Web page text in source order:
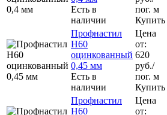
Есть в
наличии
пог. м
Купить
Профнастил
Н60
оцинкованный
0,45 мм
Есть в
наличии
Цена
от:
620
руб./
пог. м
Купить
Профнастил
Н60
Цена
от: